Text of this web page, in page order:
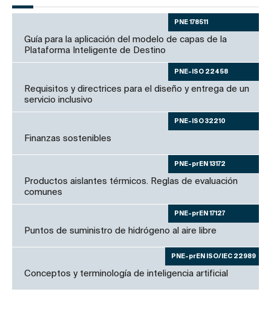
PNE 178511
Guía para la aplicación del modelo de capas de la
Plataforma Inteligente de Destino
PNE-ISO 22458
Requisitos y directrices para el diseño y entrega de un
servicio inclusivo
PNE-ISO 32210
Finanzas sostenibles
PNE-prEN 13172
Productos aislantes térmicos. Reglas de evaluación
comunes
PNE-prEN 17127
Puntos de suministro de hidrógeno al aire libre
PNE-prEN ISO/IEC 22989
Conceptos y terminología de inteligencia artificial